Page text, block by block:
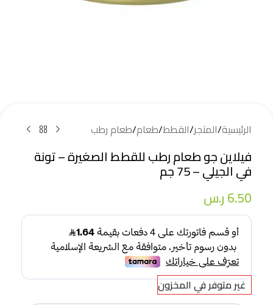
الرئيسية/المتجر/القطط/طعام/طعام رطب
فيلاين جو طعام رطب للقطط الصغيرة – تونة
في الجيلي – 75 جم
6.50ر.س
غير متوفر في المخزون